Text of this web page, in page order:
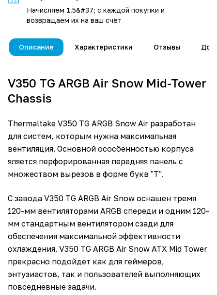
Начисляем 1.5&#37; с каждой покупки и
возвращаем их на ваш счёт
Описание Характеристики Отзывы
V350 TG ARGB Air Snow Mid-Tower
Chassis
Thermaltake V350 TG ARGB Snow Air разработан
для систем, которым нужна максимальная
вентиляция. Основной ососбенностью корпуса
яляется перфорированная передняя панель с
множеством вырезов в форме букв "Т".
С завода V350 TG ARGB Air Snow оснащен тремя
120-мм вентиляторами ARGB спереди и одним 120-
мм стандартным вентилятором сзади для
обеспечения максимальной эффективности
охлаждения. V350 TG ARGB Air Snow ATX Mid Tower
прекрасно подойдет как для геймеров,
энтузиастов, так и пользователей выполняющих
повседневные задачи.